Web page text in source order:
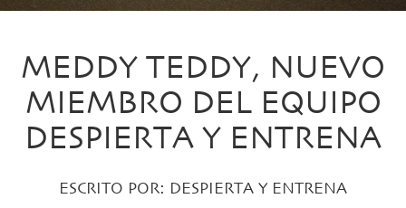
MEDDY TEDDY, NUEVO
MIEMBRO DEL EQUIPO
DESPIERTA Y ENTRENA
ESCRITO POR: DESPIERTA Y ENTRENA